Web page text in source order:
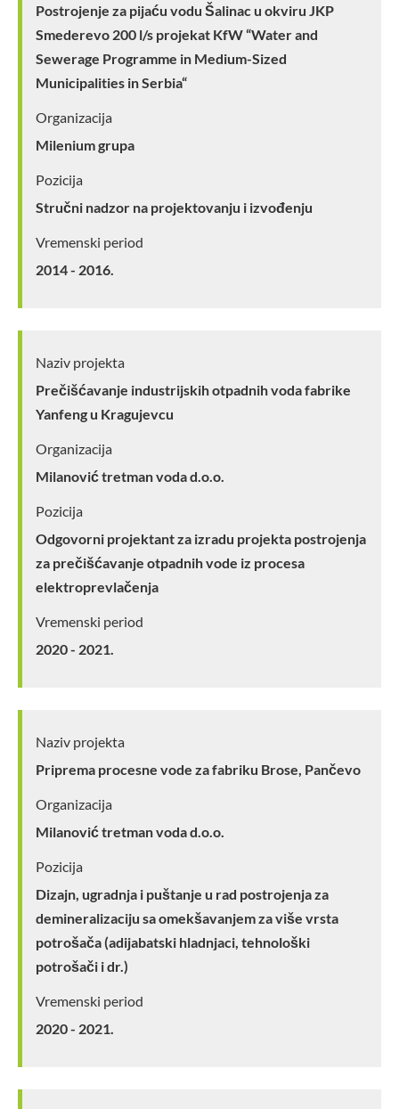
Postrojenje za pijaću vodu Šalinac u okviru JKP
Smederevo 200 l/s projekat KfW “Water and
Sewerage Programme in Medium-Sized
Municipalities in Serbia“
Organizacija
Milenium grupa
Pozicija
Stručni nadzor na projektovanju i izvođenju
Vremenski period
2014 - 2016.
Naziv projekta
Prečišćavanje industrijskih otpadnih voda fabrike
Yanfeng u Kragujevcu
Organizacija
Milanović tretman voda d.o.o.
Pozicija
Odgovorni projektant za izradu projekta postrojenja
za prečišćavanje otpadnih vode iz procesa
elektroprevlačenja
Vremenski period
2020 - 2021.
Naziv projekta
Priprema procesne vode za fabriku Brose, Pančevo
Organizacija
Milanović tretman voda d.o.o.
Pozicija
Dizajn, ugradnja i puštanje u rad postrojenja za
demineralizaciju sa omekšavanjem za više vrsta
potrošača (adijabatski hladnjaci, tehnološki
potrošači i dr.)
Vremenski period
2020 - 2021.